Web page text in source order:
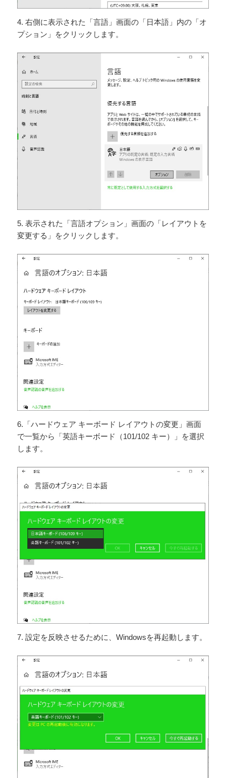
4. 右側に表示された「言語」画面の「日本語」内の「オ
プション」をクリックします。
5. 表示された「言語オプション」画面の「レイアウトを
変更する」をクリックします。
6.「ハードウェア キーボード レイアウトの変更」画面
で一覧から「英語キーボード（101/102 キー）」を選択
します。
7. 設定を反映させるために、Windowsを再起動します。